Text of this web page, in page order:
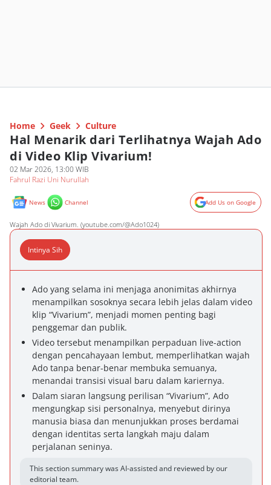
Home Geek Culture
Hal Menarik dari Terlihatnya Wajah Ado
di Video Klip Vivarium!
02 Mar 2026, 13:00 WIB
Fahrul Razi Uni Nurullah
News Channel Add Us on Google
Wajah Ado di Vivarium. (youtube.com/@Ado1024)
Intinya Sih
Ado yang selama ini menjaga anonimitas akhirnya
menampilkan sosoknya secara lebih jelas dalam video
klip “Vivarium”, menjadi momen penting bagi
penggemar dan publik.
Video tersebut menampilkan perpaduan live-action
dengan pencahayaan lembut, memperlihatkan wajah
Ado tanpa benar-benar membuka semuanya,
menandai transisi visual baru dalam kariernya.
Dalam siaran langsung perilisan “Vivarium”, Ado
mengungkap sisi personalnya, menyebut dirinya
manusia biasa dan menunjukkan proses berdamai
dengan identitas serta langkah maju dalam
perjalanan seninya.
This section summary was AI-assisted and reviewed by our
editorial team.